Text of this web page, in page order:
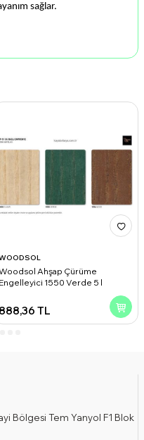
sağlar.
Ahşap Çürüme
Engelleyici 1550 Verde 5 l
888,36 TL
Bölgesi Tem Yanyol F1 Blok